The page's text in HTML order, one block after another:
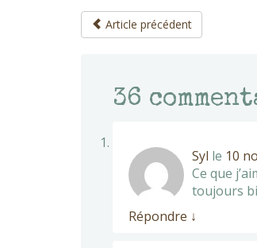
Article précédent
36
Syl le 10
Ce que
toujours
Répondre ↓